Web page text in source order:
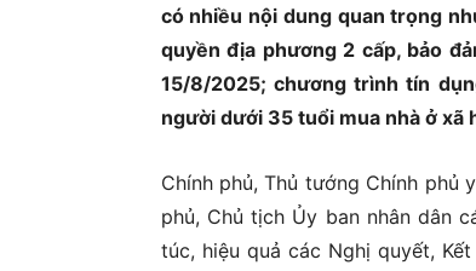
có nhiều nội dung quan trọng
quyền địa phương 2 cấp, bảo
15/8/2025; chương trình tín
người dưới 35 tuổi mua nhà ở xã
Chính phủ, Thủ tướng Chính phủ
phủ, Chủ tịch Ủy ban nhân dân
túc, hiệu quả các Nghị quyết,